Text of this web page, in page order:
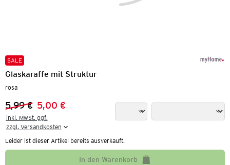
SALE
Glaskaraffe mit Struktur
rosa
Vorheriger Preis:
5,99 €
Neuer Preis:
5,00 €
inkl. MwSt. ggf.
zzgl. Versandkosten
Leider ist dieser Artikel bereits ausverkauft.
In den Warenkorb